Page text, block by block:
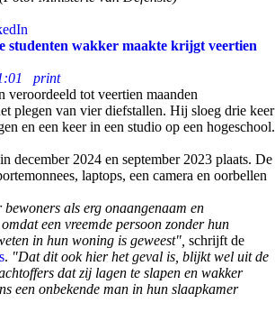
studenten wakker maakte krijgt veertien
print
veroordeeld tot veertien maanden
plegen van vier diefstallen. Hij sloeg drie keer
en een keer in een studio op een hogeschool.
december 2024 en september 2023 plaats. De
laptops, een camera en oorbellen
als erg onaangenaam en
een vreemde persoon zonder hun
in hun woning is geweest", schrijft de
. "Dat dit ook hier het geval is, blijkt wel uit de
dat zij lagen te slapen en wakker
een onbekende man in hun slaapkamer